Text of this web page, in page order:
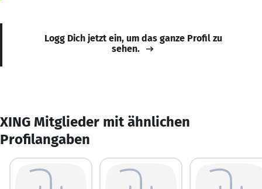
Logg Dich jetzt ein, um das ganze Profil zu
sehen.
XING Mitglieder mit ähnlichen
Profilangaben